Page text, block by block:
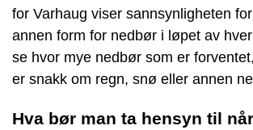
for Varhaug viser sannsynligheten
annen form for nedbør i løpet av
se hvor mye nedbør som er
er snakk om regn, snø eller annen
Hva bør man ta hensyn til